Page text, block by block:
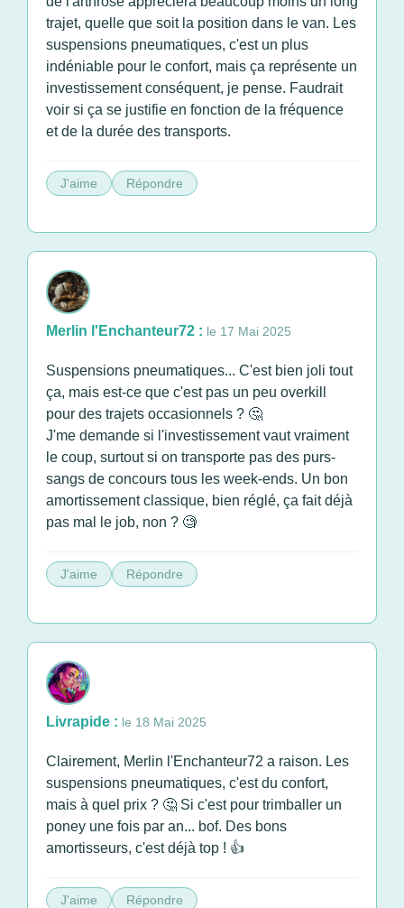
trajet, quelle que soit la position dans le van. Les
suspensions pneumatiques, c'est un plus
indéniable pour le confort, mais ça représente un
investissement conséquent, je pense. Faudrait
voir si ça se justifie en fonction de la fréquence
et de la durée des transports.
J'aime Répondre
Merlin l'Enchanteur72 : le 17 Mai 2025
Suspensions pneumatiques... C'est bien joli tout
ça, mais est-ce que c'est pas un peu overkill
pour des trajets occasionnels ? 🤔
J'me demande si l'investissement vaut vraiment
le coup, surtout si on transporte pas des purs-
sangs de concours tous les week-ends. Un bon
amortissement classique, bien réglé, ça fait déjà
pas mal le job, non ? 🧐
J'aime Répondre
Livrapide : le 18 Mai 2025
Clairement, Merlin l'Enchanteur72 a raison. Les
suspensions pneumatiques, c'est du confort,
mais à quel prix ? 🤔 Si c'est pour trimballer un
poney une fois par an... bof. Des bons
amortisseurs, c'est déjà top ! 👍
J'aime Répondre